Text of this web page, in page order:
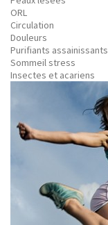
ORL
Circulation
Douleurs
Purifiants assainissants
Sommeil stress
Insectes et acariens